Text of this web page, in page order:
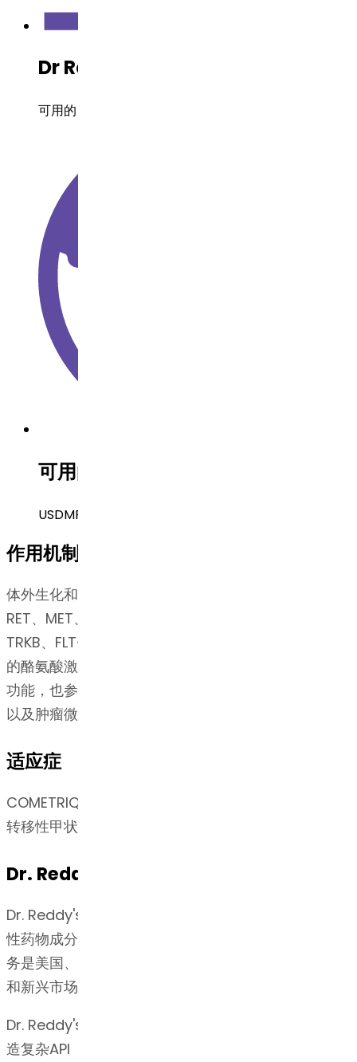
Dr Reddy's 开发状态
可用的
可用的法规申报文件
USDMF, 巴西 DMF, 韩国 DMF
作用机制
体外生化和/或细胞实验显示，Cabozantinib 可抑制
RET、MET、VEGFR-1、VEGFR-2、VEGFR-3、KIT、
TRKB、FLT-3、AXL、ROS1、TYRO3、MER 和 TIE-2
的酪氨酸激酶活性。这些受体酪氨酸激酶参与正常细胞
功能，也参与肿瘤发生、转移、肿瘤血管生成、耐药性
以及肿瘤微环境维持等病理过程。
适应症
COMETRIQ 是一种激酶抑制剂，适用于治疗进展性、
转移性甲状腺髓样癌 (MTC) 患者。
Dr. Reddy's的专长
Dr. Reddy's总部位于印度海得拉巴，是全球领先的活
性药物成分（API）供应商之一。 Dr. Reddy's的API业
务是美国、欧洲、巴西、拉丁美洲、日本、中国、韩国
和新兴市场的制药公司的首选合作伙伴。
Dr. Reddy's博士的API业务在过去30多年来在开发和制
造复杂API（如类固醇，多肽，复杂长链分子和高效